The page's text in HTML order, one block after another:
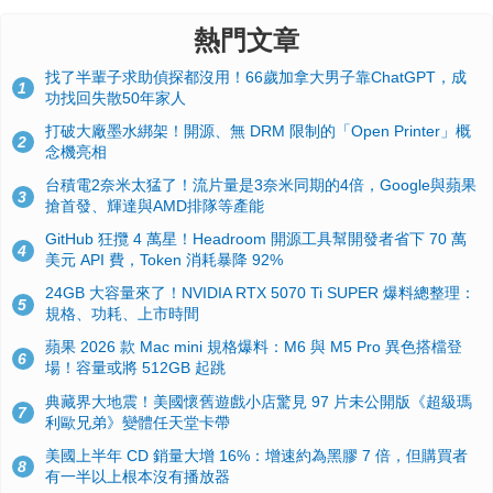
熱門文章
1
找了半輩子求助偵探都沒用！66歲加拿大男子靠ChatGPT，成
功找回失散50年家人
2
打破大廠墨水綁架！開源、無 DRM 限制的「Open Printer」概
念機亮相
3
台積電2奈米太猛了！流片量是3奈米同期的4倍，Google與蘋果
搶首發、輝達與AMD排隊等產能
4
GitHub 狂攬 4 萬星！Headroom 開源工具幫開發者省下 70 萬
美元 API 費，Token 消耗暴降 92%
5
24GB 大容量來了！NVIDIA RTX 5070 Ti SUPER 爆料總整理：
規格、功耗、上市時間
6
蘋果 2026 款 Mac mini 規格爆料：M6 與 M5 Pro 異色搭檔登
場！容量或將 512GB 起跳
7
典藏界大地震！美國懷舊遊戲小店驚見 97 片未公開版《超級瑪
利歐兄弟》變體任天堂卡帶
8
美國上半年 CD 銷量大增 16%：增速約為黑膠 7 倍，但購買者
有一半以上根本沒有播放器